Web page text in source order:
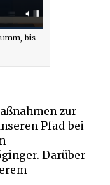
bis
zur
Pfad bei
Darüber